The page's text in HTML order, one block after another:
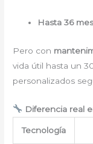
Hasta 36
Pero con
vida útil hasta un
personalizados
Diferencia real
Tecnología